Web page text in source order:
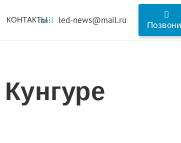
КОНТАКТЫ
mail led-news@mail.ru